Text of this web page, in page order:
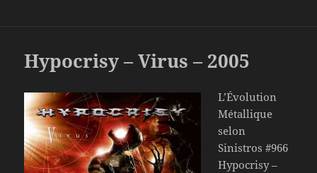
Hypocrisy – Virus – 2005
L’Évolution
Métallique
selon
Sinistros #966
Hypocrisy –